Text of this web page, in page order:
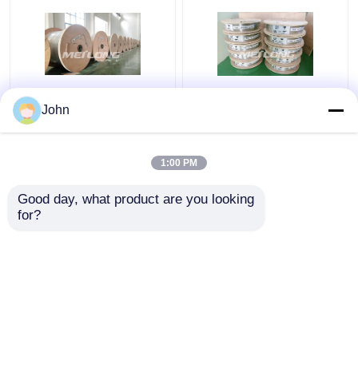
Tavlı Paslanmaz Çelik
Sarmal Boru Gaz
ASTM Paslanmaz Kılcal
Bağlantı Parçaları ile
Tavlanmış
John
1:00 PM
Good day, what product are you looking
for?